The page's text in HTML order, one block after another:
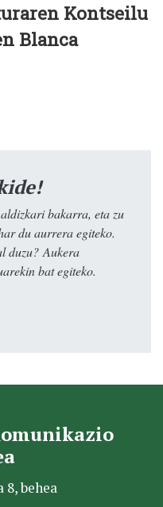
Kontseilu
Blanca
bakarra, eta zu
du aurrera egiteko.
duzu? Aukera
bat egiteko.
behea